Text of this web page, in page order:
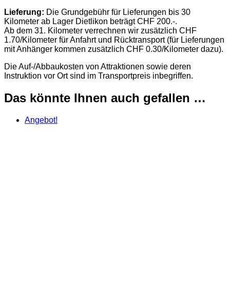
Lieferung: Die Grundgebühr für Lieferungen bis 30
Kilometer ab Lager Dietlikon beträgt CHF 200.-.
Ab dem 31. Kilometer verrechnen wir zusätzlich CHF
1.70/Kilometer für Anfahrt und Rücktransport (für Lieferungen
mit Anhänger kommen zusätzlich CHF 0.30/Kilometer dazu).
Die Auf-/Abbaukosten von Attraktionen sowie deren
Instruktion vor Ort sind im Transportpreis inbegriffen.
Das könnte Ihnen auch gefallen …
Angebot!